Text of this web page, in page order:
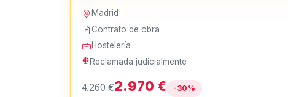
Madrid
Contrato de obra
Hostelería
Reclamada judicialmente
4.260 €2.970 € -30%